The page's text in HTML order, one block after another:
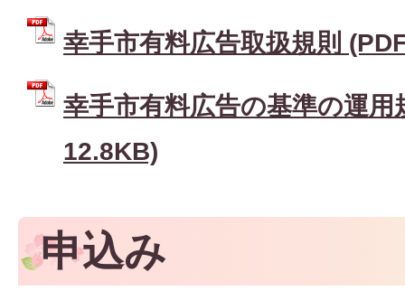
幸手市有料広告取扱規則
幸手市有料広告の基準の運
12.8KB)
申込み